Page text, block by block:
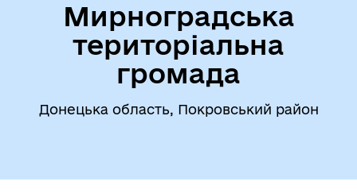
Мирноградська
територіальна
громада
Донецька область, Покровський район